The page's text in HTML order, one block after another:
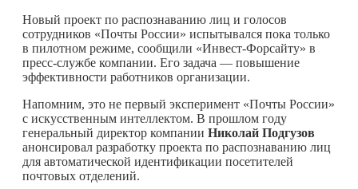
Новый проект по распознаванию лиц и голосов
сотрудников «Почты России» испытывался пока только
в пилотном режиме, сообщили «Инвест-Форсайту» в
пресс-службе компании. Его задача — повышение
эффективности работников организации.
Напомним, это не первый эксперимент «Почты России»
с искусственным интеллектом. В прошлом году
генеральный директор компании Николай Подгузов
анонсировал разработку проекта по распознаванию лиц
для автоматической идентификации посетителей
почтовых отделений.